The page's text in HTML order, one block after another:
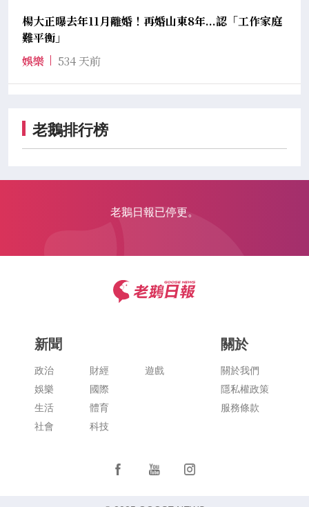
楊大正曝去年11月離婚！再婚山東8年...認「工作家庭
難平衡」
娛樂
534 天前
老鵝排行榜
老鵝日報已停更。
新聞
政治
娛樂
生活
社會
財經
國際
體育
科技
遊戲
關於
關於我們
隱私權政策
服務條款